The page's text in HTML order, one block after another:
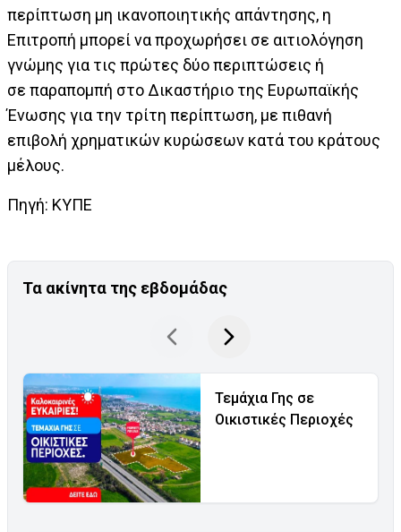
περίπτωση μη ικανοποιητικής απάντησης, η
Επιτροπή μπορεί να προχωρήσει σε αιτιολόγηση
γνώμης για τις πρώτες δύο περιπτώσεις ή
σε παραπομπή στο Δικαστήριο της Ευρωπαϊκής
Ένωσης για την τρίτη περίπτωση, με πιθανή
επιβολή χρηματικών κυρώσεων κατά του κράτους
μέλους.
Πηγή: ΚΥΠΕ
Τα ακίνητα της εβδομάδας
Τεμάχια Γης σε
Οικιστικές Περιοχές